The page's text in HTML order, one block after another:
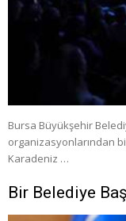
Bursa Büyükşehir
organizasyonlarından
Karadeniz …
Bir Belediye